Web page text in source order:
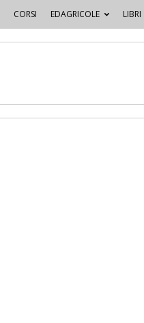
CORSI EDAGRICOLE LIBRI